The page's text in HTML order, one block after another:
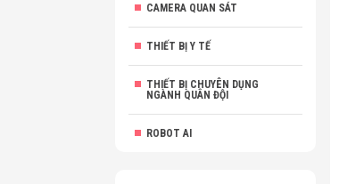
CAMERA QUAN SÁT
THIẾT BỊ Y TẾ
THIẾT BỊ CHUYÊN DỤNG
NGÀNH QUÂN ĐỘI
ROBOT AI